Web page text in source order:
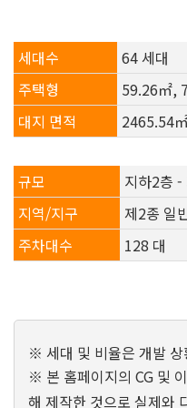
세대수
64 세대
주택형
59.26㎡,
대지 면적
2465.54
규모
지하2층
지역/지구
제2종
주차대수
128 대
※ 세대 및 비율은 개발
※ 본 홈페이지의 CG 및
해 제작한 것으로 실제와